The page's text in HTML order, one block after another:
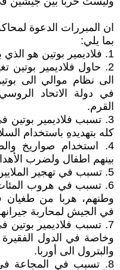
ان المبررات الدعوة
بما يلي:
1. فلاديمير بوتين هو الذي بدأ الحرب.
2. حاول فلاديمير بوتين
الى نظام موالي الى
في دولة الاتحاد
القرم.
3. تسبب فلاديمير
كله بتهديدهِ باستخدام
4. استخدام صواريخ
بينهم اطفال ولضرب
5. تسبب في تهجير الملايين الأوكرانيين من بلدهم.
6. تسبب في هروب
وطنهم، هربا من طغيان
في الجيش لمحاربة
7. تسبب فلاديمير بوتين
وخاصة في الدول
والبترول الى أوربا.
8. تسبب في المجاعة